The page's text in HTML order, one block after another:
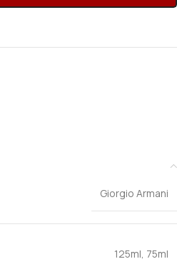
Giorgio Armani
125ml, 75ml